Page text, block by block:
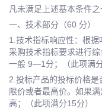
凡未满足上述基本条件
一、技术部分（60 分）
1.技术指标响应性：根
采购技术指标要求进行
一般 9—1分；（此项满分
2.投标产品的投标价格
限价或者最高价。如果
高；（此项满分15分）